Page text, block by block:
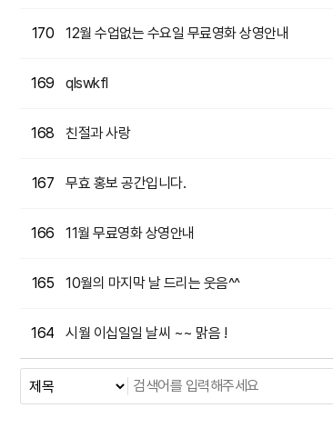
170 12월 수업없는 수요일 무료영화 상영안내
169 qlswkfl
168 친절과 사랑
167 무효 홍보 공간입니다.
166 11월 무료영화 상영안내
165 10월의 마지막 날 드리는 웃음^^
164 시월 이십일일 날씨 ~~ 맑음 !